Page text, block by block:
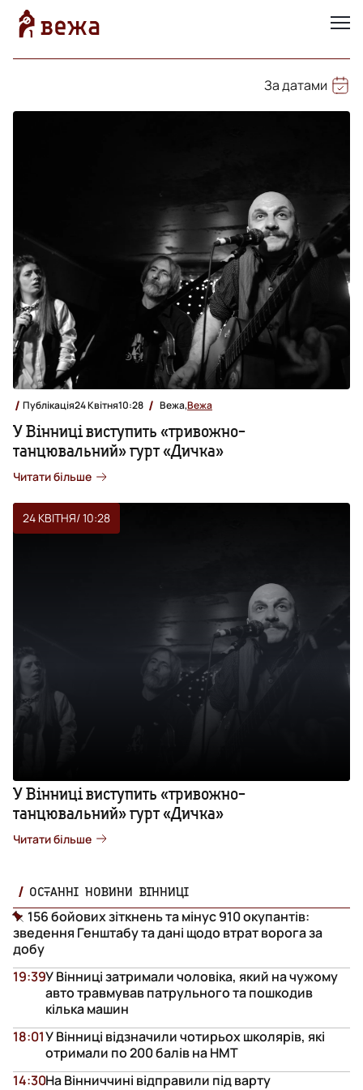
За датами
Публікація24 Квітня10:28 Вежа,Вежа
У Вінниці виступить «тривожно-
танцювальний» гурт «Дичка»
Читати більше
24 КВІТНЯ/ 10:28
У Вінниці виступить «тривожно-
танцювальний» гурт «Дичка»
Читати більше
ОСТАННІ НОВИНИ ВІННИЦІ
156 бойових зіткнень та мінус 910 окупантів:
зведення Генштабу та дані щодо втрат ворога за
добу
У Вінниці затримали чоловіка, який на чужому
авто травмував патрульного та пошкодив
кілька машин
19:39
У Вінниці відзначили чотирьох школярів, які
отримали по 200 балів на НМТ
18:01
На Вінниччині відправили під варту
14:30